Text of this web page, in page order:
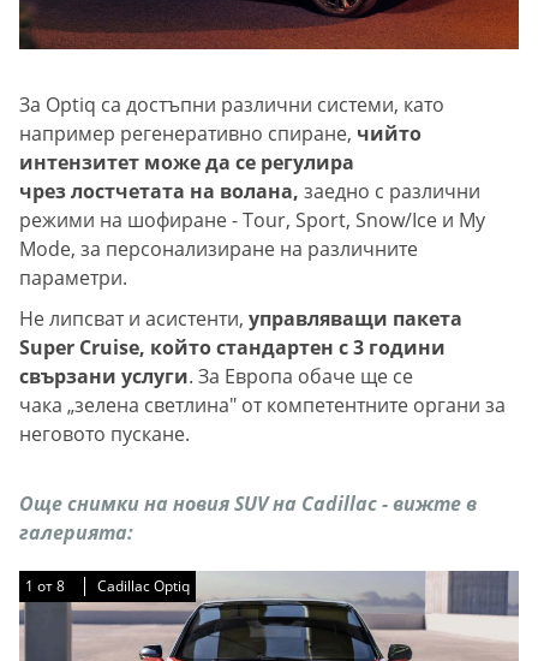
За Optiq са достъпни различни системи, като
например регенеративно спиране, чийто
интензитет може да се регулира
чрез лостчетата на волана, заедно с различни
режими на шофиране - Tour, Sport, Snow/Ice и My
Mode, за персонализиране на различните
параметри.
Не липсват и асистенти, управляващи пакета
Super Cruise, който стандартен с 3 години
свързани услуги. За Европа обаче ще се
чака „зелена светлина" от компетентните органи за
неговото пускане.
Още снимки на новия SUV на Cadillac - вижте в
галерията:
1 от8 Cadillac Optiq
1 от8 Cadillac Optiq
1 от8 Cadillac Optiq
1 от8 Cadillac Optiq
1 от8 Cadillac Optiq
1 от8 Cadillac Optiq
1 от8 Cadillac Optiq
1 от8 Cadillac Optiq